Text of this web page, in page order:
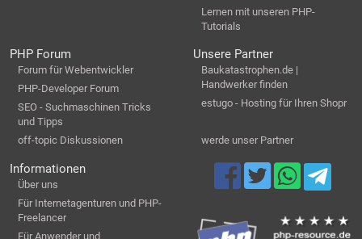
Lernen mit unseren PHP-
Tutorials
PHP Forum
Forum für Webentwickler
PHP-Developer Forum
SEO - Suchmaschinen Tricks
und Tipps
off-topic Diskussionen
Unsere Partner
Baukatastrophen.de |
Handwerker finden
estugo - Hosting für Ihren Shopr
werde unser Partner
Informationen
Über uns
Für Internetagenturen und PHP-
Freelancer
Für Anwender und